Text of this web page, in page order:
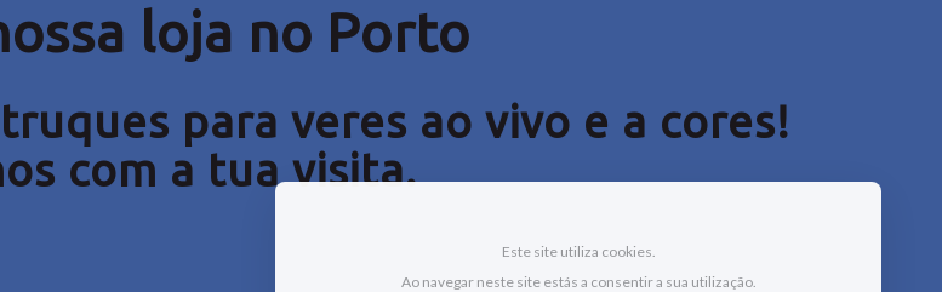
Este site utiliza cookies.
Ao navegar neste site estás a consentir a sua utilização.
loja no Porto
para veres ao vivo e a cores!
com a tua visita.